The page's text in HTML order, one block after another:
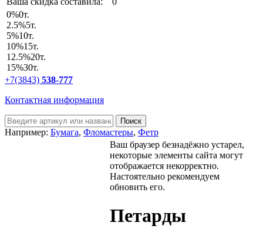
0%0т.
2.5%5т.
5%10т.
10%15т.
12.5%20т.
15%30т.
+7(3843) 538-777
Контактная информация
Например: Бумага, Фломастеры, Фетр
Ваш браузер безнадёжно устарел,
некоторые элементы сайта могут
отображается некорректно.
Настоятельно рекомендуем
обновить его.
Петарды